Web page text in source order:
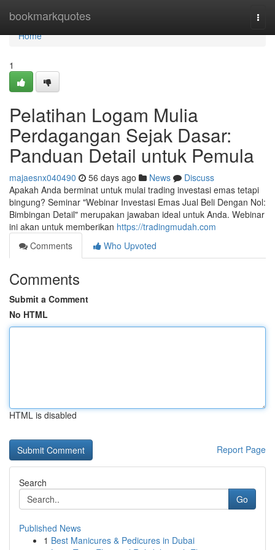
bookmarkquotes
Home
Home
1
Pelatihan Logam Mulia
Perdagangan Sejak Dasar:
Panduan Detail untuk Pemula
majaesnx040490 56 days ago News
Discuss
Apakah Anda berminat untuk mulai trading investasi emas tetapi
bingung? Seminar "Webinar Investasi Emas Jual Beli Dengan Nol:
Bimbingan Detail" merupakan jawaban ideal untuk Anda. Webinar
ini akan untuk memberikan https://tradingmudah.com
Comments
Who Upvoted
Comments
Submit a Comment
No HTML
HTML is disabled
Report Page
Search
Go
Published News
1 Best Manicures & Pedicures in Dubai